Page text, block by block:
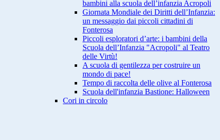
bambini alla scuola dell’infanzia Acropoli
Giornata Mondiale dei Diritti dell’Infanzia:
un messaggio dai piccoli cittadini di
Fonterosa
Piccoli esploratori d’arte: i bambini della
Scuola dell’Infanzia "Acropoli" al Teatro
delle Virtù!
A scuola di gentilezza per costruire un
mondo di pace!
Tempo di raccolta delle olive al Fonterosa
Scuola dell'infanzia Bastione: Halloween
Cori in circolo